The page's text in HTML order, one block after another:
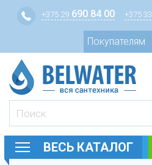
+375 29 690 84 00 +375 33
Покупателям
ВЕСЬ КАТАЛОГ